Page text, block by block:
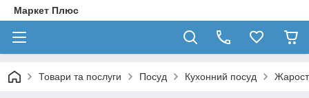
Маркет Плюс
Товари та послуги Посуд Кухонний посуд